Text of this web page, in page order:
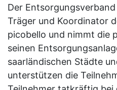
Der Entsorgungsverband
Träger und Koordinator
picobello und nimmt die
seinen
saarländischen Städte
unterstützen die